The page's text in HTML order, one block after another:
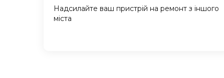
Надсилайте ваш пристрій на ремонт з іншого
міста